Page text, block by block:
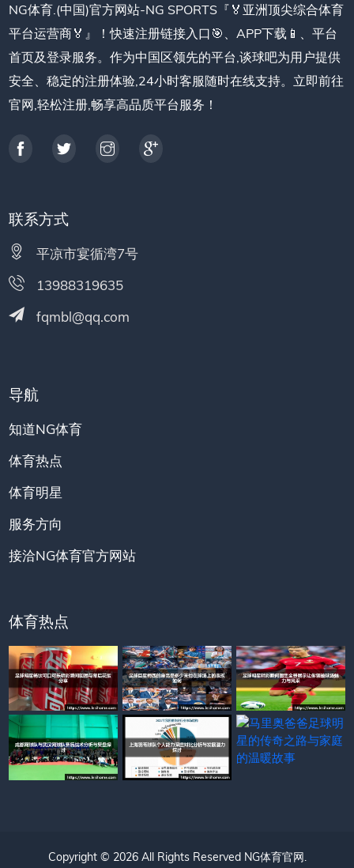
NG体育.(中国)官方网站-NG SPORTS『🏅亚洲顶尖综合体育
平台运营商🏅』！快速注册链接入口🎯、APP下载📱、平台
首页及登录服务。作为中国区领先的平台,谈球吧为用户提供
安全、稳定的注册体验,24小时客服随时在线支持。立即前往
官网,轻松注册,畅享高品质平台服务！
联系方式
平凉市宴循湾7号
13988319635
fqmbl@qq.com
导航
知道NG体育
体育热点
体育明星
服务方向
接洽NG体育官方网站
体育热点
Copyright © 2026 All Rights Reserved NG体育官网.